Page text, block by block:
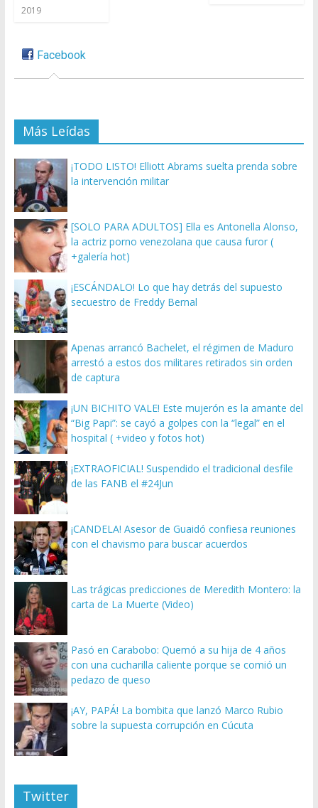
2019
Facebook
Más Leídas
¡TODO LISTO! Elliott Abrams suelta prenda sobre
la intervención militar
[SOLO PARA ADULTOS] Ella es Antonella Alonso,
la actriz porno venezolana que causa furor (
+galería hot)
¡ESCÁNDALO! Lo que hay detrás del supuesto
secuestro de Freddy Bernal
Apenas arrancó Bachelet, el régimen de Maduro
arrestó a estos dos militares retirados sin orden
de captura
¡UN BICHITO VALE! Este mujerón es la amante del
“Big Papi”: se cayó a golpes con la “legal” en el
hospital ( +video y fotos hot)
¡EXTRAOFICIAL! Suspendido el tradicional desfile
de las FANB el #24Jun
¡CANDELA! Asesor de Guaidó confiesa reuniones
con el chavismo para buscar acuerdos
Las trágicas predicciones de Meredith Montero: la
carta de La Muerte (Video)
Pasó en Carabobo: Quemó a su hija de 4 años
con una cucharilla caliente porque se comió un
pedazo de queso
¡AY, PAPÁ! La bombita que lanzó Marco Rubio
sobre la supuesta corrupción en Cúcuta
Twitter